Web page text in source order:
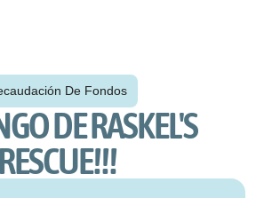
De Fondos
DE RASKEL'S
RESCUE!!!